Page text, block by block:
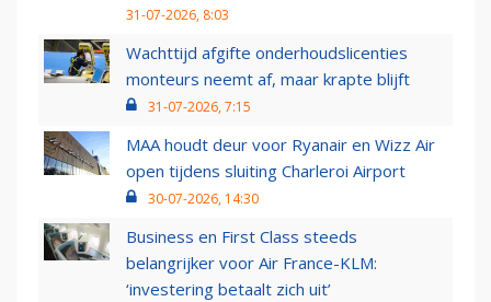
31-07-2026, 8:03
Wachttijd afgifte onderhoudslicenties
monteurs neemt af, maar krapte blijft
31-07-2026, 7:15
MAA houdt deur voor Ryanair en Wizz Air
open tijdens sluiting Charleroi Airport
30-07-2026, 14:30
Business en First Class steeds
belangrijker voor Air France-KLM:
‘investering betaalt zich uit’